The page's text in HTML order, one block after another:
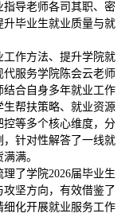
导老师各司其职、密
毕业生就业质量与就
作方法、提升学院就
服务学院陈会云老师
合自身多年就业工作
帮扶策略、就业资源
等多个核心维度，分
针对性解答了一线就
满。
了学院2026届毕业生
坚方向，有效借鉴了
化开展就业服务工作